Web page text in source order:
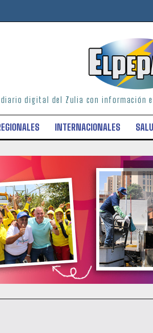
diario digital del Zulia con información
INTERNACIONALES